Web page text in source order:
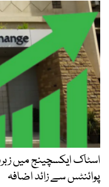
پوائنٹس سے زائد اضافہ